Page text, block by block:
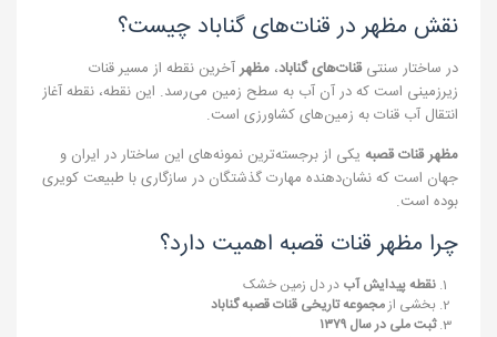
نقش مظهر در قنات‌های گناباد چیست؟
در ساختار سنتیقنات‌های گناباد، مظهرآخرین نقطه از مسیر قنات
زیرزمینی است که در آن آب به سطح زمین می‌رسد. این نقطه، نقطه آغاز
انتقال آب قنات به زمین‌های کشاورزی است.
مظهر قنات قصبه یکی از برجسته‌ترین نمونه‌های این ساختار در ایران و
جهان است که نشان‌دهنده مهارت گذشتگان در سازگاری با طبیعت کویری
بوده است.
چرا مظهر قنات قصبه اهمیت دارد؟
نقطه پیدایش آب در دل زمین خشک
بخشی از مجموعه تاریخی قنات قصبه گناباد
ثبت ملی در سال ۱۳۷۹